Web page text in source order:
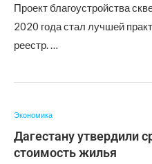
Проект благоустройства
2020 года стал лучшей
реестр. …
Экономика
Дагестану утвердили
стоимость жилья